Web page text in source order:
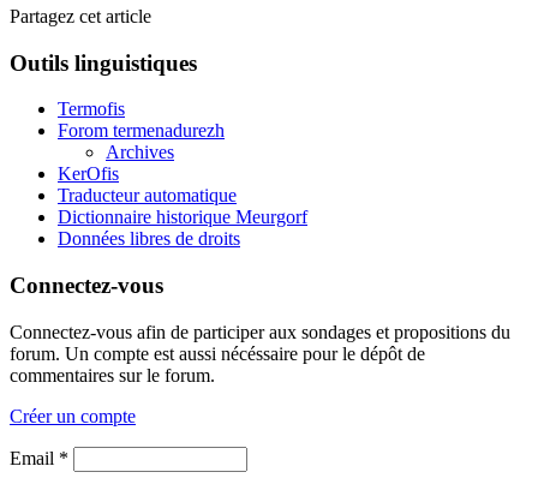
Partagez cet article
Outils linguistiques
Termofis
Forom termenadurezh
Archives
KerOfis
Traducteur automatique
Dictionnaire historique Meurgorf
Données libres de droits
Connectez-vous
Connectez-vous afin de participer aux sondages et propositions du
forum. Un compte est aussi nécéssaire pour le dépôt de
commentaires sur le forum.
Créer un compte
Email *